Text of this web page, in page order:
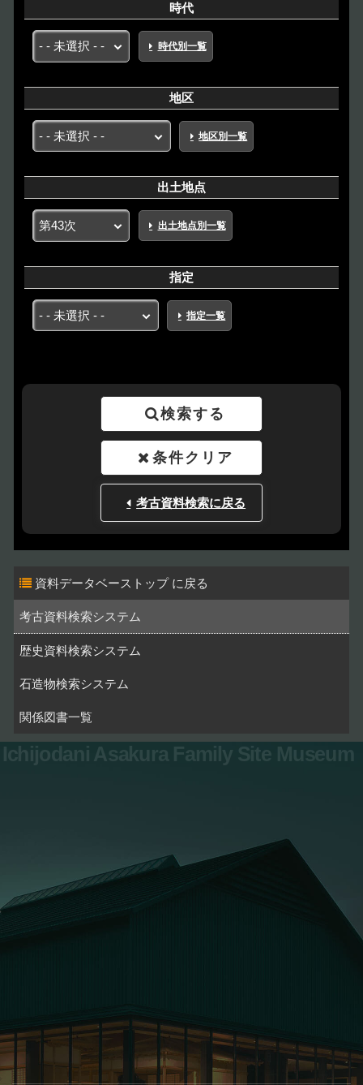
時代
時代別一覧
地区
地区別一覧
出土地点
出土地点別一覧
指定
指定一覧
検索する
条件クリア
考古資料検索に戻る
資料データベーストップ
考古資料検索システム
歴史資料検索システム
石造物検索システム
関係図書一覧
Ichijodani Asakura Family Site Museum